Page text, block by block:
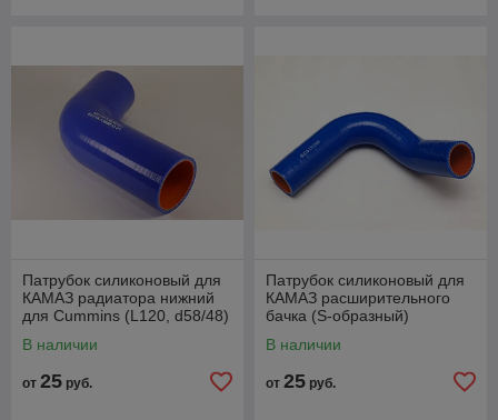
Патрубок силиконовый для
КАМАЗ радиатора нижний
для Cummins (L120, d58/48)
В наличии
от 25 руб.
Патрубок силиконовый для
КАМАЗ расширительного
бачка (S-образный)
В наличии
от 25 руб.